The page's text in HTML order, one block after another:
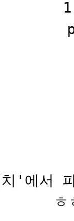
'에서
ㅎ